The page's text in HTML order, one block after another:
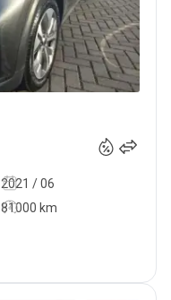
2021 / 06
81000 km